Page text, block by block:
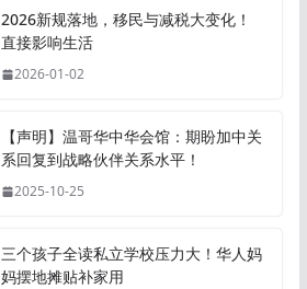
2026新规落地，移民与减税大变化！
直接影响生活
2026-01-02
【声明】温哥华中华会馆：期盼加中关
系回复到战略伙伴关系水平！
2025-10-25
三个孩子全读私立学校压力大！华人妈
妈摆地摊贴补家用